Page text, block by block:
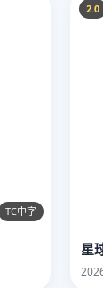
TC中字
2.0